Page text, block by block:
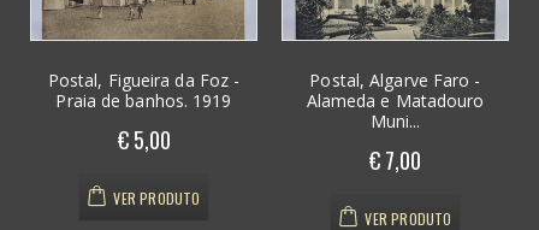
Postal, Figueira da Foz -
Praia de banhos. 1919
€ 5,00
VER PRODUTO
Postal, Algarve Faro -
Alameda e Matadouro
Muni...
€ 7,00
VER PRODUTO